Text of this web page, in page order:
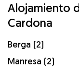
Alojamiento
Cardona
Berga (2)
Manresa (2)